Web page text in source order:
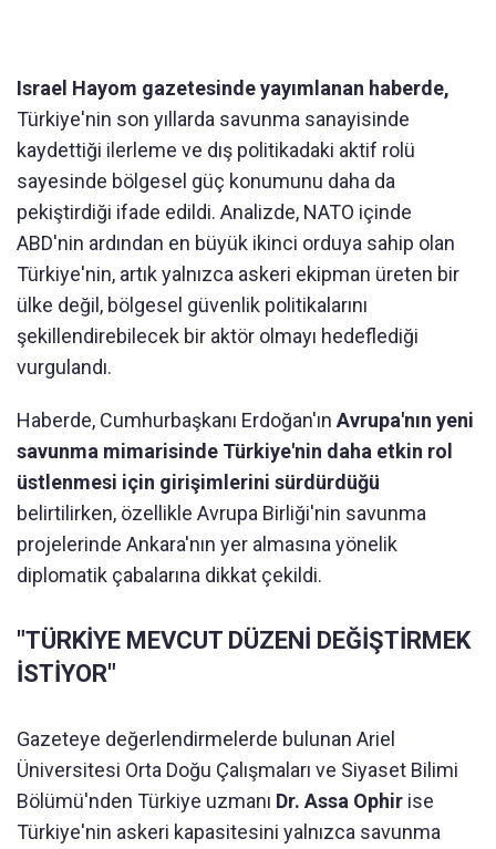
Israel Hayom gazetesinde yayımlanan haberde,
Türkiye'nin son yıllarda savunma sanayisinde
kaydettiği ilerleme ve dış politikadaki aktif rolü
sayesinde bölgesel güç konumunu daha da
pekiştirdiği ifade edildi. Analizde, NATO içinde
ABD'nin ardından en büyük ikinci orduya sahip olan
Türkiye'nin, artık yalnızca askeri ekipman üreten bir
ülke değil, bölgesel güvenlik politikalarını
şekillendirebilecek bir aktör olmayı hedeflediği
vurgulandı.
Haberde, Cumhurbaşkanı Erdoğan'ın Avrupa'nın yeni
savunma mimarisinde Türkiye'nin daha etkin rol
üstlenmesi için girişimlerini sürdürdüğü
belirtilirken, özellikle Avrupa Birliği'nin savunma
projelerinde Ankara'nın yer almasına yönelik
diplomatik çabalarına dikkat çekildi.
"TÜRKİYE MEVCUT DÜZENİ DEĞİŞTİRMEK
İSTİYOR"
Gazeteye değerlendirmelerde bulunan Ariel
Üniversitesi Orta Doğu Çalışmaları ve Siyaset Bilimi
Bölümü'nden Türkiye uzmanı Dr. Assa Ophir ise
Türkiye'nin askeri kapasitesini yalnızca savunma